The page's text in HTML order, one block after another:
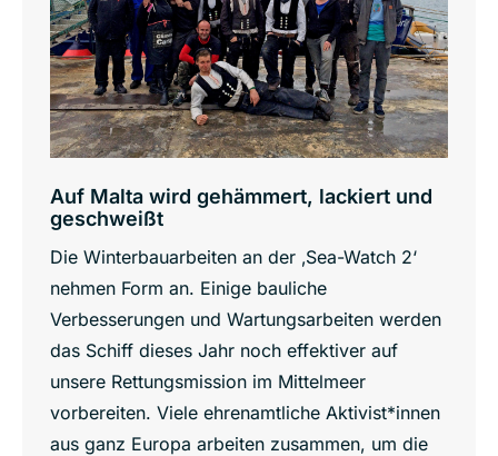
Auf Malta wird gehämmert, lackiert und
geschweißt
Die Winterbauarbeiten an der ‚Sea-Watch 2‘
nehmen Form an. Einige bauliche
Verbesserungen und Wartungsarbeiten werden
das Schiff dieses Jahr noch effektiver auf
unsere Rettungsmission im Mittelmeer
vorbereiten. Viele ehrenamtliche Aktivist*innen
aus ganz Europa arbeiten zusammen, um die